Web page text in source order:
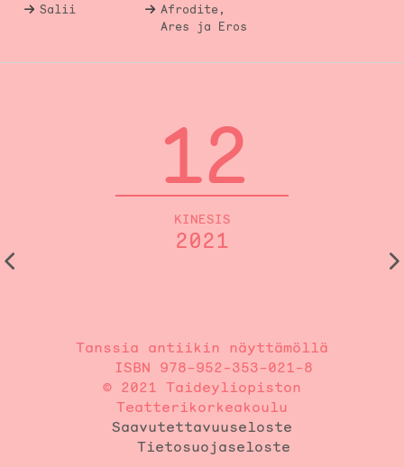
Salii
Afrodite,
Ares ja Eros
12
KINESIS
2021
Tanssia antiikin näyttämöllä
ISBN 978-952-353-021-8
© 2021 Taideyliopiston
Teatterikorkeakoulu
Saavutettavuuseloste
Tietosuojaseloste